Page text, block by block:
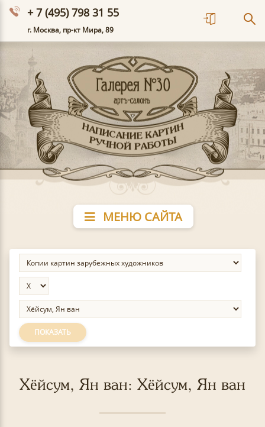
+ 7 (495) 798 31 55
г. Москва, пр-кт Мира, 89
МЕНЮ САЙТА
ПОКАЗАТЬ
Хёйсум, Ян ван: Хёйсум, Ян ван